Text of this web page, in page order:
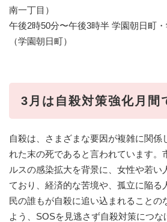
南一丁目）
午後2時50分〜午後3時半 学園朝日町
（学園朝日町）
3月は自殺対策強化月間
自殺は、さまざまな要因が複雑に関係
れた末の死であると言われています。
ルスの感染拡大を背景に、女性や若い
ており、経済的な苦境や、孤立に陥る
民の誰もが自殺に追い込まれることの
よう、SOSを見逃さず自殺対策につな